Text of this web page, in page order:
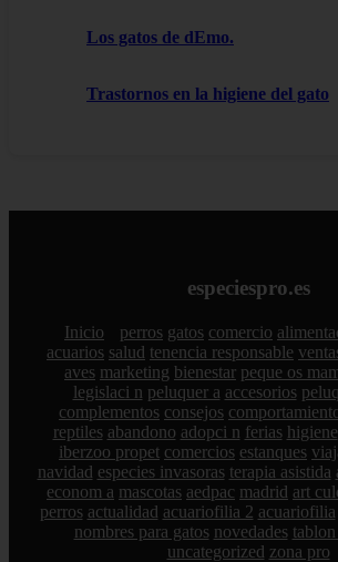
Los gatos de dEmo.
Trastornos en la higiene del gato
especiespro.es
Inicio perros gatos comercio
acuarios salud tenencia responsable
aves marketing bienestar peque os
legislaci n peluquer a accesorios
complementos consejos
reptiles abandono adopci n ferias higiene
iberzoo propet comercios estanques
navidad especies invasoras terapia asistida
econom a mascotas aedpac madrid art
perros actualidad acuariofilia 2 acuariofilia
nombres para gatos novedades
uncategorized zona pro